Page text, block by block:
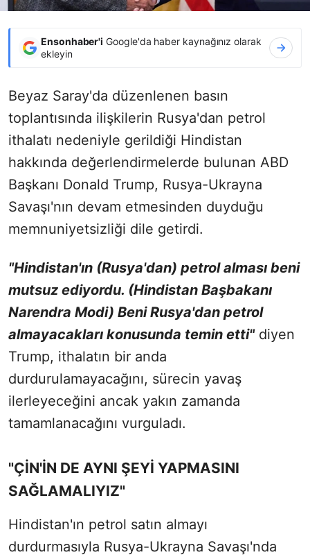
Ensonhaber'i Google'da haber kaynağınız olarak
ekleyin
Beyaz Saray'da düzenlenen basın
toplantısında ilişkilerin Rusya'dan petrol
ithalatı nedeniyle gerildiği Hindistan
hakkında değerlendirmelerde bulunan ABD
Başkanı Donald Trump, Rusya-Ukrayna
Savaşı'nın devam etmesinden duyduğu
memnuniyetsizliği dile getirdi.
"Hindistan'ın (Rusya'dan) petrol alması beni
mutsuz ediyordu. (Hindistan Başbakanı
Narendra Modi) Beni Rusya'dan petrol
almayacakları konusunda temin etti"diyen
Trump, ithalatın bir anda
durdurulamayacağını, sürecin yavaş
ilerleyeceğini ancak yakın zamanda
tamamlanacağını vurguladı.
"ÇİN'İN DE AYNI ŞEYİ YAPMASINI
SAĞLAMALIYIZ"
Hindistan'ın petrol satın almayı
durdurmasıyla Rusya-Ukrayna Savaşı'nda